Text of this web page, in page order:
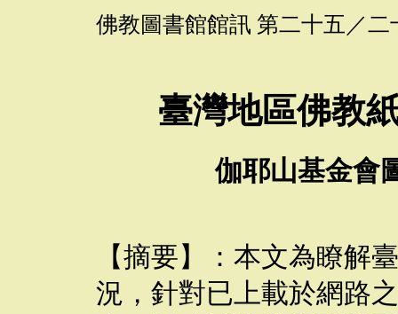
佛教圖書館館訊 第二十五／二
臺灣地區佛教
伽耶山基金會
【摘要】：本文為瞭解
況，針對已上載於網路